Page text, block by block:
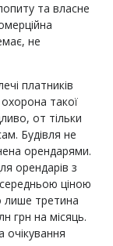
та власне
не
платників
такої
от тільки
Будівля не
орендарями.
орендарів з
ціною
лише третина
грн на місяць.